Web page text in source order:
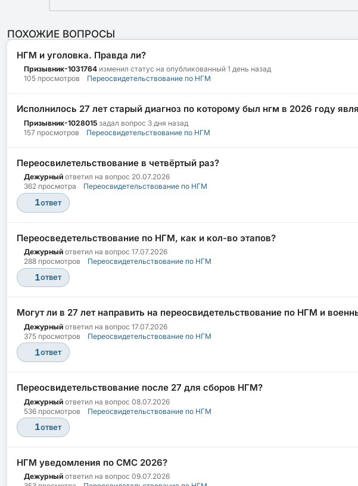
ПОХОЖИЕ ВОПРОСЫ
НГМ и уголовка. Правда ли?
Призывник-1031764 изменил статус на опубликованный 1 день назад
105 просмотров
Переосвидетельствование по НГМ
Исполнилось 27 лет старый диагноз по которому был нгм в 2026 году
Призывник-1028015 задал вопрос 3 дня назад
157 просмотров
Переосвидетельствование по НГМ
Переосвилетельствование в четвёртый раз?
Дежурный ответил на вопрос 20.07.2026
362 просмотра
Переосвидетельствование по НГМ
1ответ
Переосведетельствование по НГМ, как и кол-во этапов?
Дежурный ответил на вопрос 17.07.2026
288 просмотров
Переосвидетельствование по НГМ
1ответ
Могут ли в 27 лет направить на переосвидетельствование по НГМ и
Дежурный ответил на вопрос 17.07.2026
375 просмотров
Переосвидетельствование по НГМ
1ответ
Переосвидетельствование после 27 для сборов НГМ?
Дежурный ответил на вопрос 08.07.2026
536 просмотров
Переосвидетельствование по НГМ
1ответ
НГМ уведомления по СМС 2026?
Дежурный ответил на вопрос 09.07.2026